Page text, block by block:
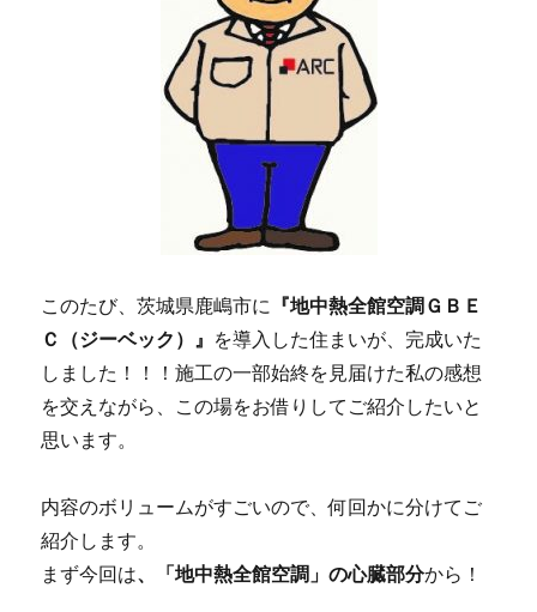
このたび、茨城県鹿嶋市に 『地中熱全館空調ＧＢＥ
Ｃ（ジーベック）』 を導入した住まいが、完成いた
しました！！！施工の一部始終を見届けた私の感想
を交えながら、この場をお借りしてご紹介したいと
思います。
内容のボリュームがすごいので、何回かに分けてご
紹介します。
まず今回は、「地中熱全館空調」の心臓部分から！